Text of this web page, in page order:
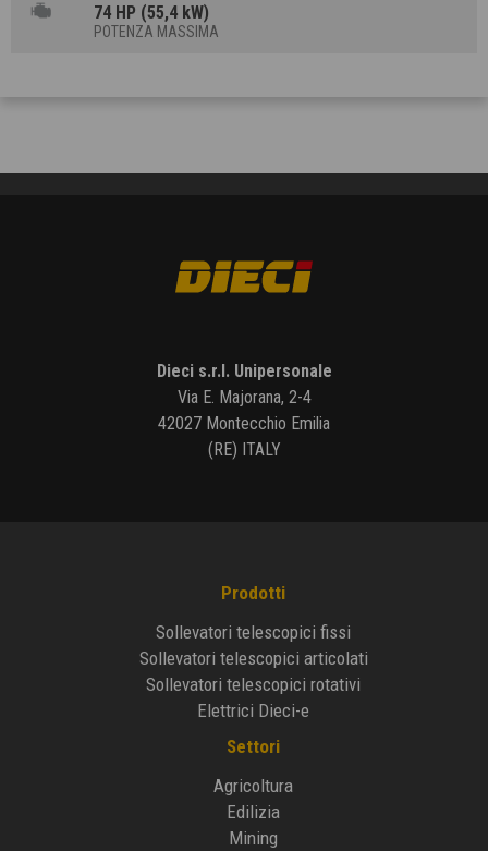
74 HP (55,4 kW)
POTENZA MASSIMA
Dieci s.r.l. Unipersonale
Via E. Majorana, 2-4
42027 Montecchio Emilia
(RE) ITALY
Prodotti
Sollevatori telescopici fissi
Sollevatori telescopici articolati
Sollevatori telescopici rotativi
Elettrici Dieci-e
Settori
Agricoltura
Edilizia
Mining